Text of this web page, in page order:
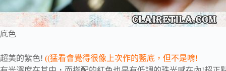
底色
超美的紫色! ((猛看會覺得很像上次作的藍底，但不是唷!